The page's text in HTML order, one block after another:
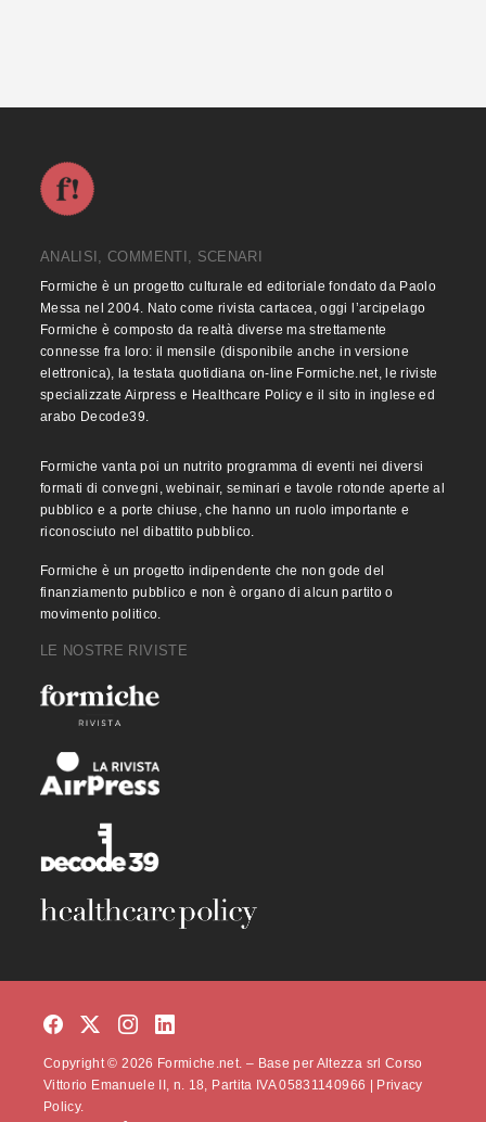
ANALISI, COMMENTI, SCENARI
Formiche è un progetto culturale ed editoriale fondato da Paolo
Messa nel 2004. Nato come rivista cartacea, oggi l’arcipelago
Formiche è composto da realtà diverse ma strettamente
connesse fra loro: il mensile (disponibile anche in versione
elettronica), la testata quotidiana on-line Formiche.net, le riviste
specializzate Airpress e Healthcare Policy e il sito in inglese ed
arabo Decode39.
Formiche vanta poi un nutrito programma di eventi nei diversi
formati di convegni, webinair, seminari e tavole rotonde aperte al
pubblico e a porte chiuse, che hanno un ruolo importante e
riconosciuto nel dibattito pubblico.
Formiche è un progetto indipendente che non gode del
finanziamento pubblico e non è organo di alcun partito o
movimento politico.
LE NOSTRE RIVISTE
Copyright © 2026 Formiche.net. – Base per Altezza srl Corso
Vittorio Emanuele II, n. 18, Partita IVA 05831140966 |
Privacy
Policy.